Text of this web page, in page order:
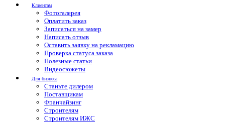
Клиентам
Фотогалерея
Оплатить заказ
Записаться на замер
Написать отзыв
Оставить заявку на рекламацию
Проверка статуса заказа
Полезные статьи
Видеосюжеты
Для бизнеса
Станьте дилером
Поставщикам
Франчайзинг
Строителям
Строителям ИЖС